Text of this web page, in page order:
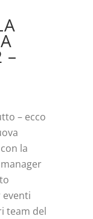
–
– ecco
la
eventi
team del